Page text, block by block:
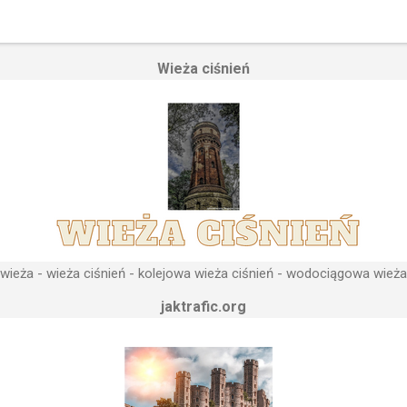
Wieża ciśnień
- wieża ciśnień - kolejowa wieża ciśnień - wodociągowa
jaktrafic.org